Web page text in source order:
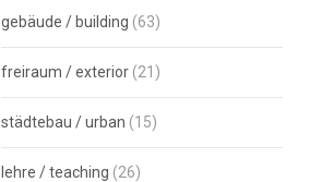
gebäude / building (63)
freiraum / exterior (21)
städtebau / urban (15)
lehre / teaching (26)